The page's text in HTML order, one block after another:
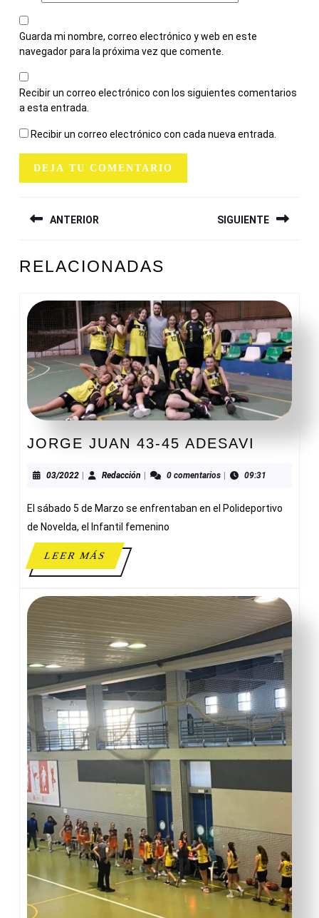
Guarda mi nombre, correo electrónico y web en este
navegador para la próxima vez que comente.
Recibir un correo electrónico con los siguientes comentarios
a esta entrada.
Recibir un correo electrónico con cada nueva entrada.
DE
ANTERIOR
anterior:
SIGUIENTE
entrada:
RELACIONADAS
JORGE JUAN 43-45 ADESAVI
43-
03/202203/2022Redacción Redacción0 comentarios 09:31
El sábado 5 de Marzo se enfrentaban en el Polideportivo
de Novelda, el Infantil femenino
LEER MÁSLEER
MÁS